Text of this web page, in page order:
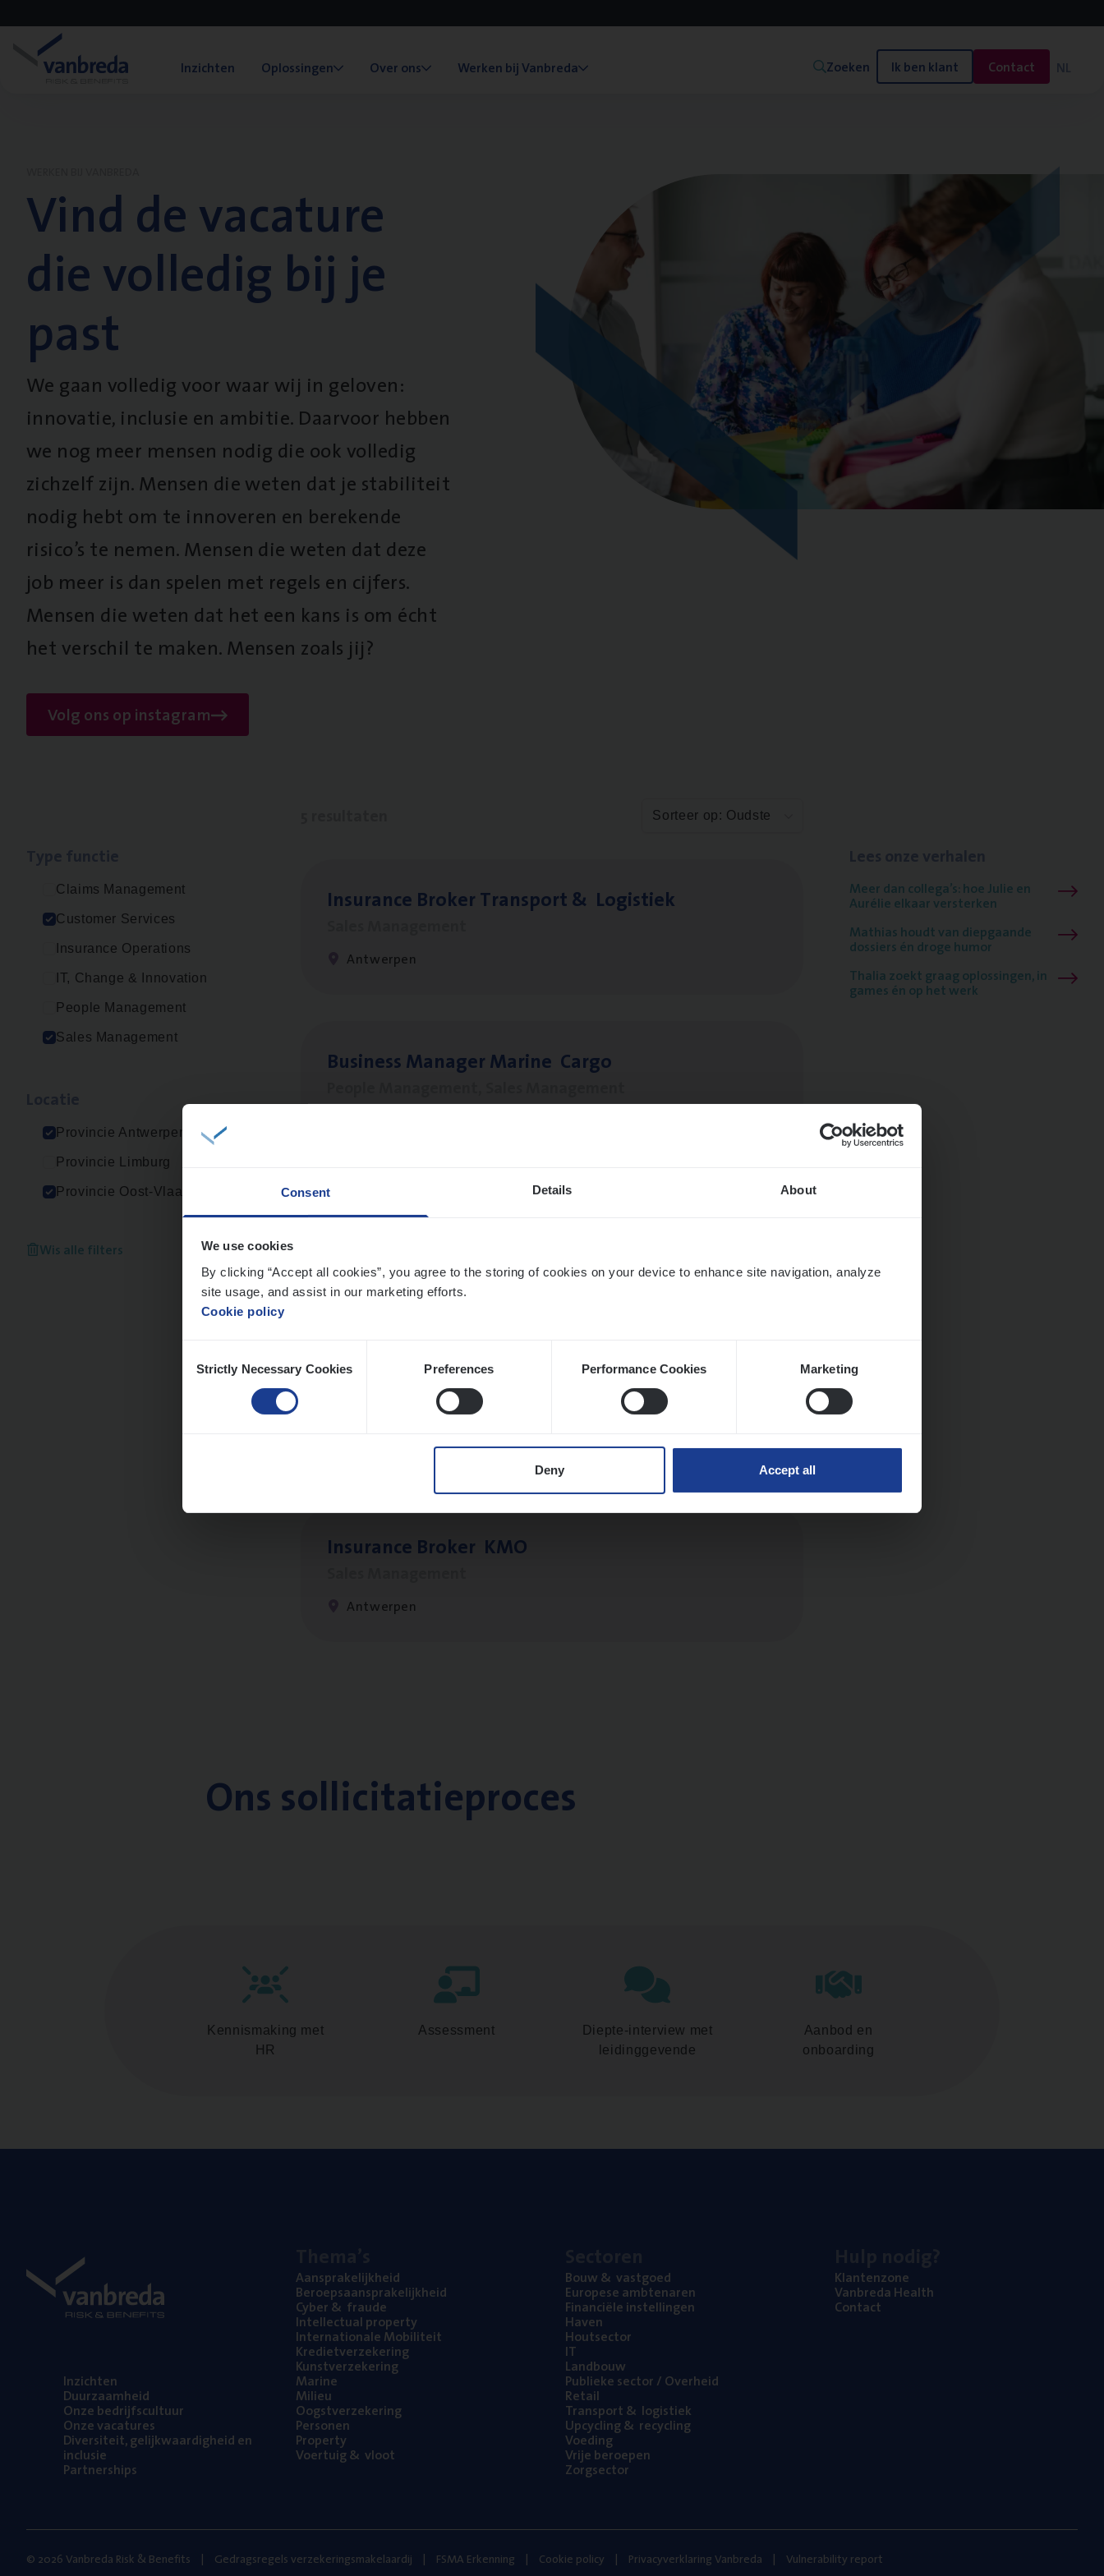
Consent Details About
We use cookies
By clicking “Accept all cookies”, you agree to the storing of cookies on your device to enhance site navigation, analyze
site usage, and assist in our marketing efforts.
Cookie policy
Selection
Strictly Necessary Cookies Preferences Performance Cookies Marketing
Deny Accept all
Inzichten Oplossingen Over ons Werken bij Vanbreda Zoeken Ik ben klant Contact NL
Vind de vacature
die volledig bij je
past
We gaan volledig voor waar wij in geloven:
innovatie, inclusie en ambitie. Daarvoor hebben
we nog meer mensen nodig die ook volledig
zichzelf zijn. Mensen die weten dat je stabiliteit
nodig hebt om te innoveren en berekende
risico’s te nemen. Mensen die weten dat deze
job meer is dan spelen met regels en cijfers.
Mensen die weten dat het een kans is om écht
het verschil te maken. Mensen zoals jij?
Volg ons op instagram
Claims Management
Customer Services
Insurance Operations
IT, Change & Innovation
People Management
Sales Management
Provincie Antwerpen
Provincie Limburg
Provincie Oost-Vlaanderen
Wis alle filters
Sorteer op: Oudste
Insu­ran­ce Bro­ker Trans­port& Logistiek
Antwerpen
Busi­ness Mana­ger Mari­ne Cargo
Cor­po­ra­te Insu­ran­ce Bro­ker Property
Antwerpen
Cus­to­mer Care Expert Hospitalisatieverzekeringen
Customer Services
Insu­ran­ce Bro­ker KMO
Antwerpen
Meer dan collega’s: hoe Julie en
Aurélie elkaar versterken
Mathias houdt van diepgaande
dossiers én droge humor
Thalia zoekt graag oplossingen, in
games én op het werk
Ons sollicitatieproces
Kennismaking met
HR
Assessment
Diepte-interview met
leidinggevende
Aanbod en
onboarding
Inzich­ten
Duur­zaam­heid
Onze bedrijfs­cul­tuur
Onze vaca­tu­res
Diver­si­teit, gelijk­waar­dig­heid en
inclusie
Part­ner­ships
Aan­spra­ke­lijk­heid
Beroeps­aan­spra­ke­lijk­heid
Cyber& fraude
Intel­lec­tu­al property
Inter­na­ti­o­na­le Mobiliteit
Kre­diet­ver­ze­ke­ring
Kunst­ver­ze­ke­ring
Mari­ne
Mili­eu
Oogst­ver­ze­ke­ring
Per­so­nen
Pro­per­ty
Voer­tuig& vloot
Bouw& vastgoed
Euro­pe­se ambtenaren
Finan­ci­ë­le instellingen
Haven
Hout­sec­tor
IT
Land­bouw
Publie­ke sec­tor / Overheid
Retail
Trans­port& logistiek
Upcy­cling& recycling
Voe­ding
Vrije beroe­pen
Zorg­sec­tor
Klan­ten­zo­ne
Van­b­re­da Health
Con­tact
© 2026 Vanbreda Risk & Benefits Gedragsregels verzekeringsmakelaardij FSMA Erkenning Cookie policy Privacyverklaring Vanbreda Vulnerability report